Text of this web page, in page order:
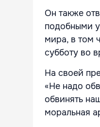
Он также
подобными
мира, в том
субботу во
На своей
«Не надо
обвинять
моральная